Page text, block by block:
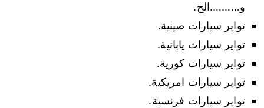
و……….الخ.
تواير سيارات صينية.
تواير سيارات يابانية.
تواير سيارات كورية.
تواير سيارات امريكية.
تواير سيارات فرنسية.